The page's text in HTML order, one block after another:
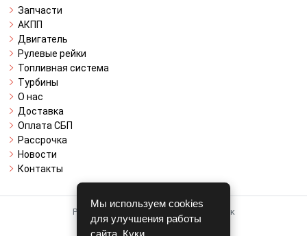
Запчасти
АКПП
Двигатель
Рулевые рейки
Топливная система
Турбины
О нас
Доставка
Оплата СБП
Рассрочка
Новости
Контакты
Работает на системе для авторазборок
CARRO.БИЗНЕС
Мы используем cookies
для улучшения работы
сайта. Куки